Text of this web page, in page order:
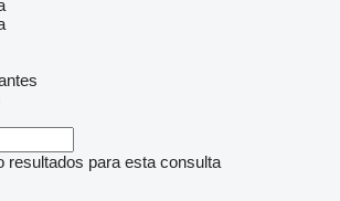
resultados para esta consulta